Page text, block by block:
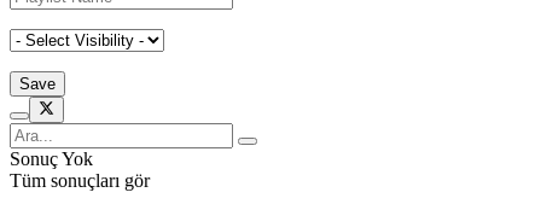
Sonuç Yok
Tüm sonuçları gör